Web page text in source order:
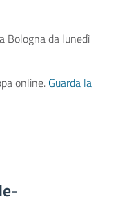
Bologna da lunedì
online. Guarda la